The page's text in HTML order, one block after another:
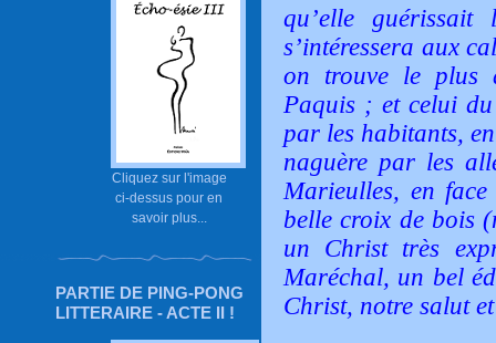
Cliquez sur l'image
ci-dessus pour en
savoir plus...
PARTIE DE PING-PONG
LITTERAIRE - ACTE II !
qu’elle
s’intéressera aux
on trouve le plus
Paquis ; et celui
par les habitants,
naguère par les
Marieulles, en
belle croix de bois
un Christ très
Maréchal, un bel
Christ, notre salut